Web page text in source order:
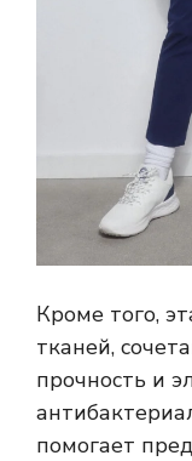
Кроме того,
тканей,
прочность и
помогает